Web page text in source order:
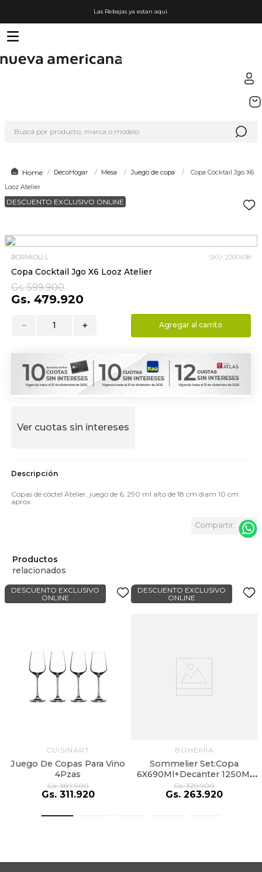
Las Rebajas ya estan aqui.
DecoHogar Mesa Juego de copa
Copa Cocktail Jgo X6
Looz Atelier
DESCUENTO EXCLUSIVO ONLINE
BORMIOLI L SKU: 2000498
Copa Cocktail Jgo X6 Looz Atelier
Gs. 599.900
Gs. 479.920
＋
－ Agregar al carrito
Ver cuotas sin intereses
Copas de cóctel Atelier, juego de 6, 290 ml alto de 18 cm diam 10 cm
aprox
Productos
relacionados
DESCUENTO EXCLUSIVO
ONLINE
CUISINART
Juego De Copas Para Vino
4Pzas
Gs. 389.900
Gs. 311 .920
DESCUENTO EXCLUSIVO
ONLINE
BOHEMIA
Sommelier Set:Copa
6X690Ml+Decanter 1250Ml
Bohemia
Gs. 329.900
Gs. 263.920
2.
nike
4.
lego
5.
cafetera
7.
organizador
8.
hydrate
9.
almohada
10. toalla